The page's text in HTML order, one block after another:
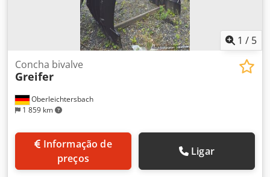
1 / 5
Oberleichtersbach
1 859 km
Concha bivalve
Greifer
preços
Ligar